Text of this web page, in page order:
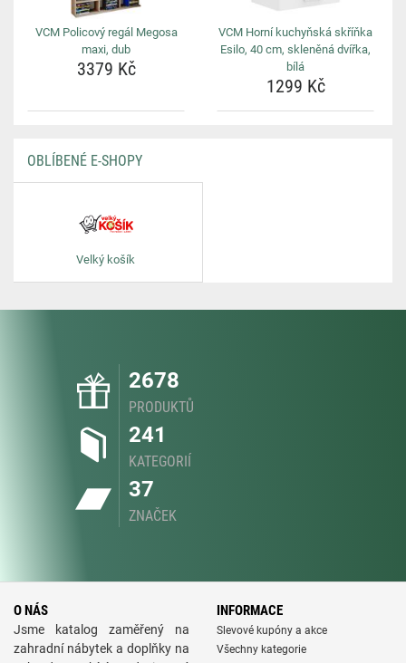
VCM Policový regál Megosa
maxi, dub
3379 Kč
VCM Horní kuchyňská skříňka
Esilo, 40 cm, skleněná dvířka,
bílá
1299 Kč
OBLÍBENÉ E-SHOPY
Velký košík
2678
PRODUKTŮ
241
KATEGORIÍ
37
ZNAČEK
O NÁS
Jsme katalog zaměřený na
zahradní nábytek a doplňky na
INFORMACE
Slevové kupóny a akce
Všechny kategorie